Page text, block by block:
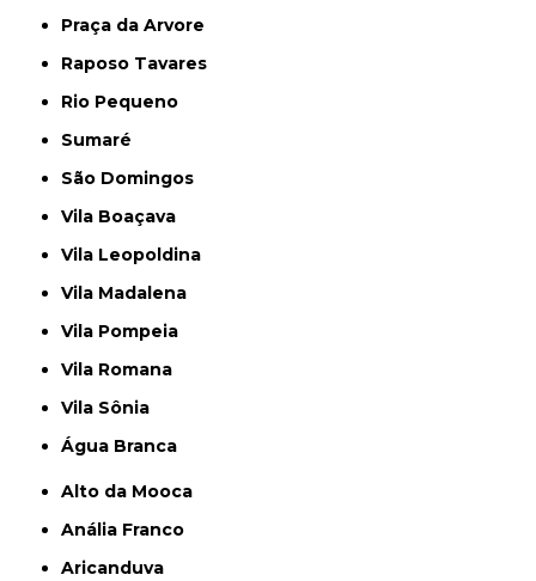
Praça da Arvore
Raposo Tavares
Rio Pequeno
Sumaré
São Domingos
Vila Boaçava
Vila Leopoldina
Vila Madalena
Vila Pompeia
Vila Romana
Vila Sônia
Água Branca
Alto da Mooca
Anália Franco
Aricanduva